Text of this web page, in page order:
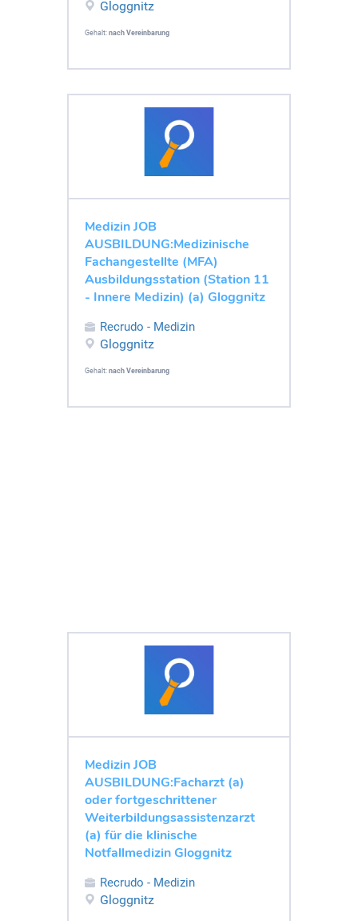
Gloggnitz
Gehalt: nach Vereinbarung
Medizin JOB
AUSBILDUNG:Medizinische
Fachangestellte (MFA)
Ausbildungsstation (Station 11
- Innere Medizin) (a) Gloggnitz
Recrudo - Medizin
Gloggnitz
Gehalt: nach Vereinbarung
Medizin JOB
AUSBILDUNG:Facharzt (a)
oder fortgeschrittener
Weiterbildungsassistenzarzt
(a) für die klinische
Notfallmedizin Gloggnitz
Recrudo - Medizin
Gloggnitz